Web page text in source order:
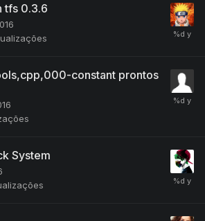
tfs 0.3.6
constant prontos
System